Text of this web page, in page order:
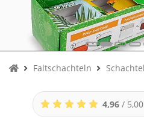
Faltschachteln
4,96 /